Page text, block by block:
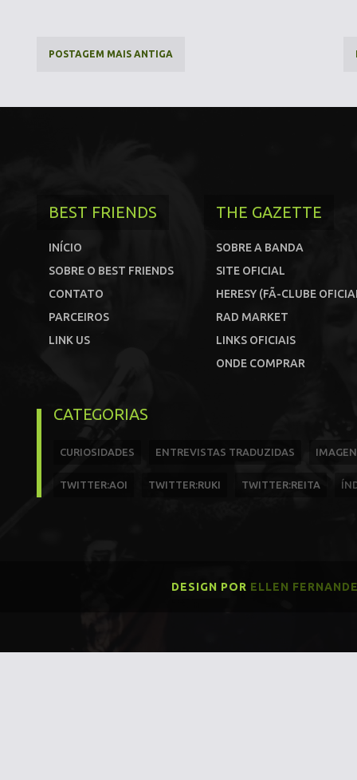
POSTAGEM MAIS ANTIGA
BEST FRIENDS
INÍCIO
SOBRE O BEST FRIENDS
CONTATO
PARCEIROS
LINK US
THE GAZETTE
SOBRE A BANDA
SITE OFICIAL
HERESY (FÃ-CLUBE
RAD MARKET
LINKS OFICIAIS
ONDE COMPRAR
CATEGORIAS
CURIOSIDADES ENTREVISTAS TRADUZIDAS
TWITTER:AOI TWITTER:RUKI TWITTER:REITA
DESIGN POR ELLEN